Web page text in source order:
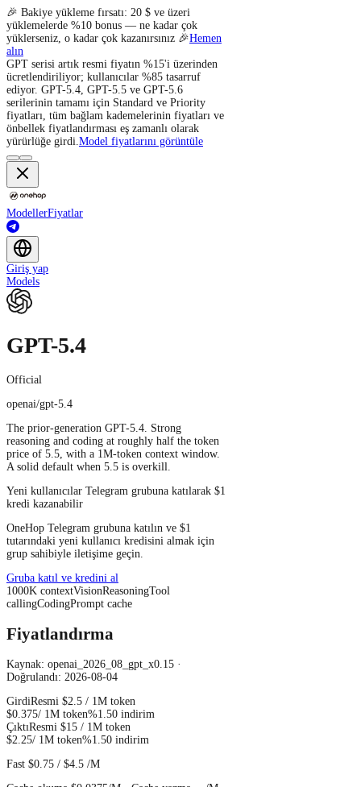
🎉 Bakiye yükleme fırsatı: 20 $ ve üzeri
yüklemelerde %10 bonus — ne kadar çok
yüklerseniz, o kadar çok kazanırsınız 🎉Hemen
alın
GPT serisi artık resmi fiyatın %15'i üzerinden
ücretlendiriliyor; kullanıcılar %85 tasarruf
ediyor. GPT-5.4, GPT-5.5 ve GPT-5.6
serilerinin tamamı için Standard ve Priority
fiyatları, tüm bağlam kademelerinin fiyatları ve
önbellek fiyatlandırması eş zamanlı olarak
yürürlüğe girdi.Model fiyatlarını görüntüle
ModellerFiyatlar
Giriş yap
Models
GPT-5.4
Official
openai/gpt-5.4
The prior-generation GPT-5.4. Strong
reasoning and coding at roughly half the token
price of 5.5, with a 1M-token context window.
A solid default when 5.5 is overkill.
Yeni kullanıcılar Telegram grubuna katılarak $1
kredi kazanabilir
OneHop Telegram grubuna katılın ve $1
tutarındaki yeni kullanıcı kredisini almak için
grup sahibiyle iletişime geçin.
Gruba katıl ve kredini al
1000K contextVisionReasoningTool
callingCodingPrompt cache
Fiyatlandırma
Kaynak: openai_2026_08_gpt_x0.15 ·
Doğrulandı: 2026-08-04
GirdiResmi $2.5 / 1M token
$0.375/ 1M token%1.50 indirim
ÇıktıResmi $15 / 1M token
$2.25/ 1M token%1.50 indirim
Fast $0.75 / $4.5 /M